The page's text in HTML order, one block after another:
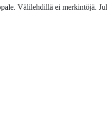
Välilehdillä ei merkintöjä.